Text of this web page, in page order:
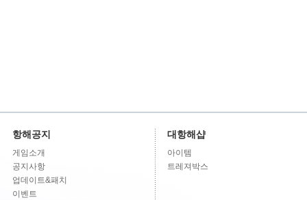
항해공지
게임소개
공지사항
업데이트&패치
이벤트
대항해샵
아이템
트레져박스